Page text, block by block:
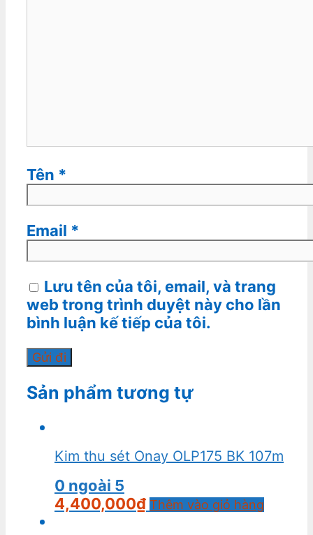
Tên *
Email *
Lưu tên của tôi, email, và trang
web trong trình duyệt này cho lần
bình luận kế tiếp của tôi.
Sản phẩm tương tự
Kim thu sét Onay OLP175 BK 107m
0 ngoài 5
4,400,000₫ Thêm vào giỏ hàng